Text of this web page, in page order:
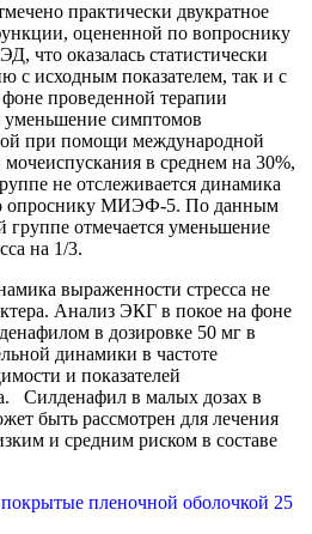
практически двукратное
оцененной по вопроснику
что оказалась статистически
с исходным показателем, так и с
проведенной терапии
уменьшение симптомов
при помощи международной
в среднем на 30%,
не отслеживается динамика
опроснику МИЭФ-5. По данным
группе отмечается уменьшение
на 1/3.
выраженности стресса не
Анализ ЭКГ в покое на фоне
в дозировке 50 мг в
динамики в частоте
и показателей
Силденафил в малых дозах в
быть рассмотрен для лечения
и средним риском в составе